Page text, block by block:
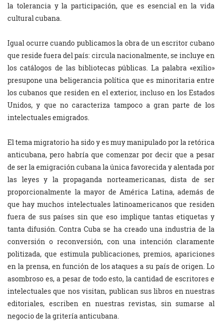
la tolerancia y la participación, que es esencial en la vida
cultural cubana.
Igual ocurre cuando publicamos la obra de un escritor cubano
que reside fuera del país: circula nacionalmente, se incluye en
los catálogos de las bibliotecas públicas. La palabra «exilio»
presupone una beligerancia política que es minoritaria entre
los cubanos que residen en el exterior, incluso en los Estados
Unidos, y que no caracteriza tampoco a gran parte de los
intelectuales emigrados.
El tema migratorio ha sido y es muy manipulado por la retórica
anticubana, pero habría que comenzar por decir que a pesar
de ser la emigración cubana la única favorecida y alentada por
las leyes y la propaganda norteamericanas, dista de ser
proporcionalmente la mayor de América Latina, además de
que hay muchos intelectuales latinoamericanos que residen
fuera de sus países sin que eso implique tantas etiquetas y
tanta difusión. Contra Cuba se ha creado una industria de la
conversión o reconversión, con una intención claramente
politizada, que estimula publicaciones, premios, apariciones
en la prensa, en función de los ataques a su país de origen. Lo
asombroso es, a pesar de todo esto, la cantidad de escritores e
intelectuales que nos visitan, publican sus libros en nuestras
editoriales, escriben en nuestras revistas, sin sumarse al
negocio de la gritería anticubana.